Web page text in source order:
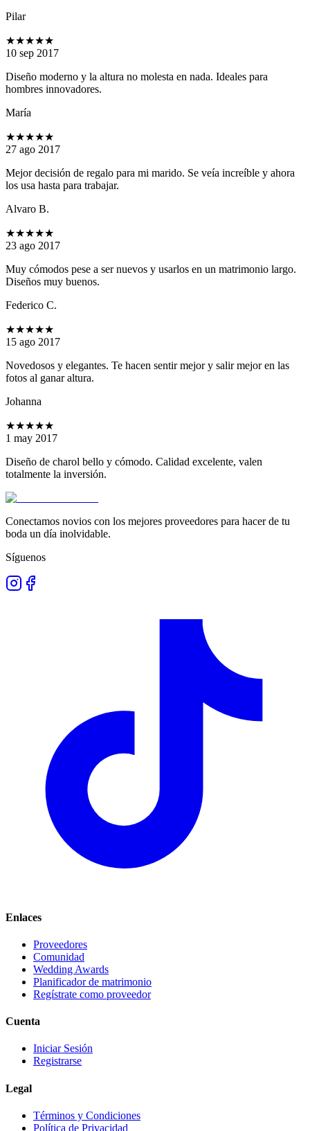
Pilar
★★★★★
10 sep 2017
Diseño moderno y la altura no molesta en nada. Ideales para
hombres innovadores.
María
★★★★★
27 ago 2017
Mejor decisión de regalo para mi marido. Se veía increíble y ahora
los usa hasta para trabajar.
Alvaro B.
★★★★★
23 ago 2017
Muy cómodos pese a ser nuevos y usarlos en un matrimonio largo.
Diseños muy buenos.
Federico C.
★★★★★
15 ago 2017
Novedosos y elegantes. Te hacen sentir mejor y salir mejor en las
fotos al ganar altura.
Johanna
★★★★★
1 may 2017
Diseño de charol bello y cómodo. Calidad excelente, valen
totalmente la inversión.
Conectamos novios con los mejores proveedores para hacer de tu
boda un día inolvidable.
Síguenos
Enlaces
Proveedores
Comunidad
Wedding Awards
Planificador de matrimonio
Regístrate como proveedor
Cuenta
Iniciar Sesión
Registrarse
Legal
Términos y Condiciones
Política de Privacidad